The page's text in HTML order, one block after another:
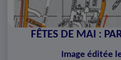
FÊTES DE MAI :
Image éditée